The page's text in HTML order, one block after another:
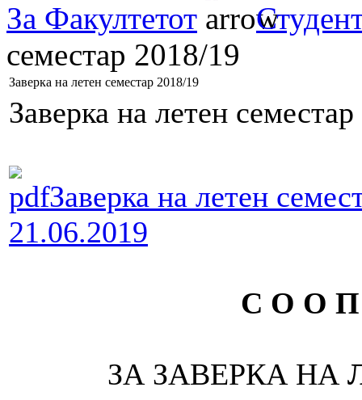
За Факултетот
семестар 2018/19
Заверка на летен семестар 2018/19
Заверка на летен
Заверка на летен
21.06.2019
С О О
ЗА ЗАВЕРКА НА